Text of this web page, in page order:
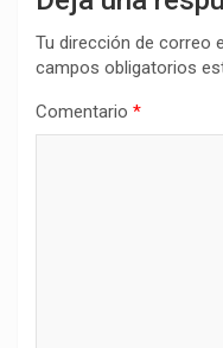
Tu dirección de correo
campos obligatorios
Comentario *